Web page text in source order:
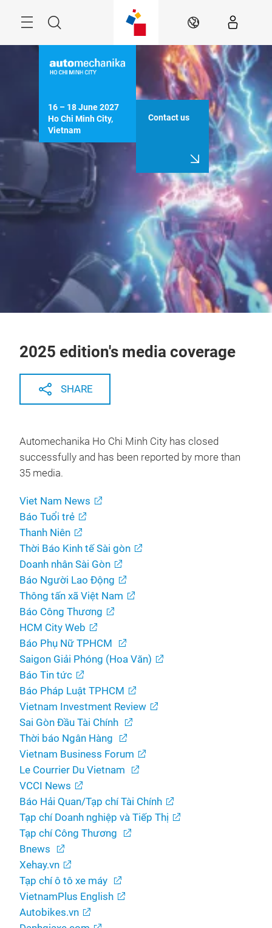
NavigationSearch EN
16 – 18 June 2027
Ho Chi Minh City,
Vietnam
Contact us
2025 edition's media coverage
SHARE
Automechanika Ho Chi Minh City has closed
successfully and has been reported by more than
35 media.
Viet Nam News
Báo Tuổi trẻ
Thanh Niên
Thời Báo Kinh tế Sài gòn
Doanh nhân Sài Gòn
Báo Người Lao Động
Thông tấn xã Việt Nam
Báo Công Thương
HCM City Web
Báo Phụ Nữ TPHCM
Saigon Giải Phóng (Hoa Văn)
Báo Tin tức
Báo Pháp Luật TPHCM
Vietnam Investment Review
Sai Gòn Đầu Tài Chính
Thời báo Ngân Hàng
Vietnam Business Forum
Le Courrier Du Vietnam
VCCI News
Báo Hải Quan/Tạp chí Tài Chính
Tạp chí Doanh nghiệp và Tiếp Thị
Tạp chí Công Thương
Bnews
Xehay.vn
Tạp chí ô tô xe máy
VietnamPlus English
Autobikes.vn